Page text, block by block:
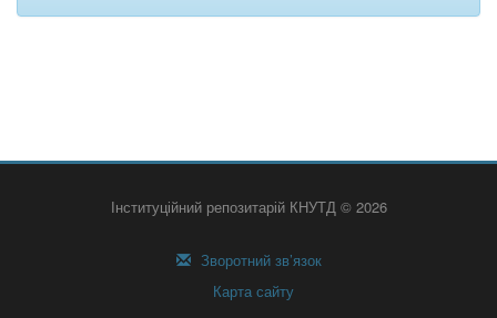
Інституційний репозитарій КНУТД © 2026
Зворотний зв’язок
Карта сайту